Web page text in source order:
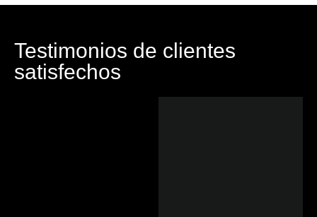
Testimonios de clientes
satisfechos